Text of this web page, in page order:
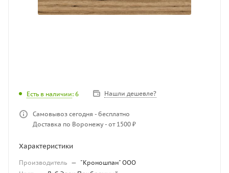
Есть в наличии: 6 Нашли дешевле?
Самовывоз сегодня - бесплатно
Доставка по Воронежу - от 1500 ₽
Характеристики
Производитель — "Кроношпан" ООО